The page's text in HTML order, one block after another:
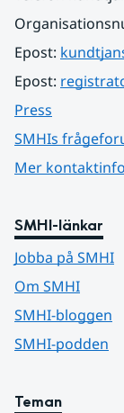
Epost:
Epost:
Press
SMHIs
Mer
SMHI-länkar
Jobba på SMHI
Om SMHI
SMHI-bloggen
SMHI-podden
Teman